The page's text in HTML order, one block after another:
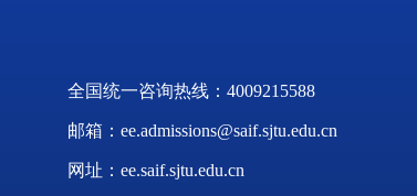
全国统一咨询热线：4009215588
邮箱：ee.admissions@saif.sjtu.edu.cn
网址：ee.saif.sjtu.edu.cn